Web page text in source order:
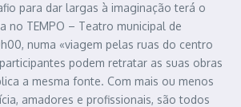
para dar largas à imaginação terá o
no TEMPO – Teatro municipal de
numa «viagem pelas ruas do centro
podem retratar as suas obras
a mesma fonte. Com mais ou menos
amadores e profissionais, são todos